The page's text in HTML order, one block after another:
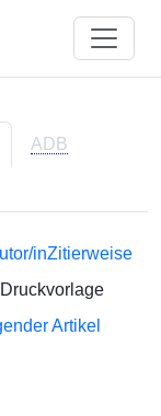
ADB
inZitierweise
Druckvorlage
Artikel